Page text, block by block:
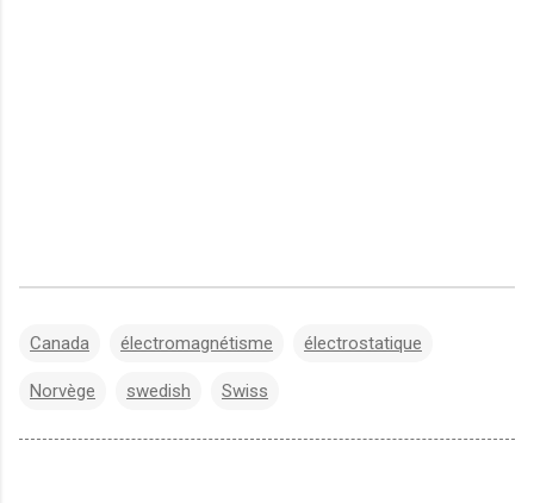
Canada électromagnétisme électrostatique
Norvège swedish Swiss